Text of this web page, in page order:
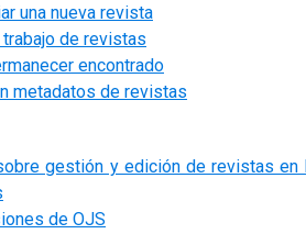
una nueva revista
de revistas
encontrado
metadatos de revistas
gestión y edición de revistas
de OJS